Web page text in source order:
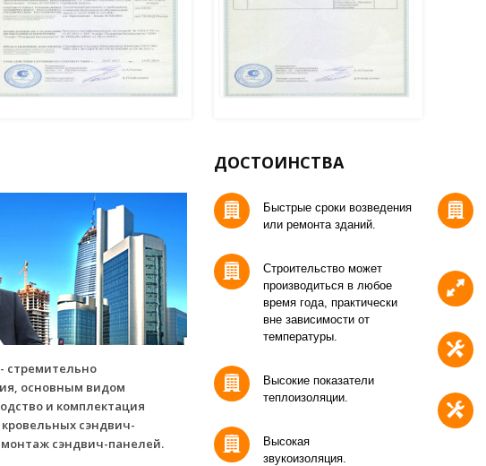
стремительно
основным видом
и комплектация
сэндвич-
монтаж сэндвич-панелей.
ДОСТОИНСТВА
Быстрые сроки возведения
или ремонта зданий.
Строительство может
производиться в любое
время года, практически
вне зависимости от
температуры.
Высокие показатели
теплоизоляции.
Высокая
звукоизоляция.